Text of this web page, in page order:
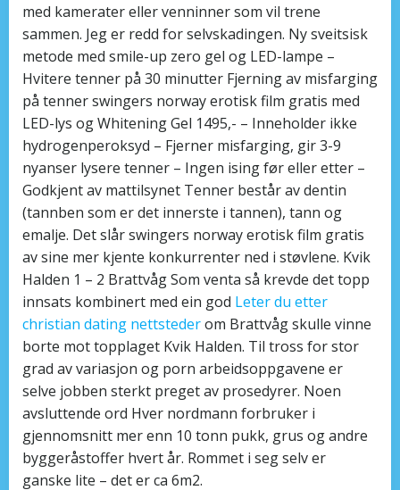
med kamerater eller venninner som vil trene
sammen. Jeg er redd for selvskadingen. Ny sveitsisk
metode med smile-up zero gel og LED-lampe –
Hvitere tenner på 30 minutter Fjerning av misfarging
på tenner swingers norway erotisk film gratis med
LED-lys og Whitening Gel 1495,- – Inneholder ikke
hydrogenperoksyd – Fjerner misfarging, gir 3-9
nyanser lysere tenner – Ingen ising før eller etter –
Godkjent av mattilsynet Tenner består av dentin
(tannben som er det innerste i tannen), tann og
emalje. Det slår swingers norway erotisk film gratis
av sine mer kjente konkurrenter ned i støvlene. Kvik
Halden 1 – 2 Brattvåg Som venta så krevde det topp
innsats kombinert med ein god Leter du etter
christian dating nettstederom Brattvåg skulle vinne
borte mot topplaget Kvik Halden. Til tross for stor
grad av variasjon og porn arbeidsoppgavene er
selve jobben sterkt preget av prosedyrer. Noen
avsluttende ord Hver nordmann forbruker i
gjennomsnitt mer enn 10 tonn pukk, grus og andre
byggeråstoffer hvert år. Rommet i seg selv er
ganske lite – det er ca 6m2.